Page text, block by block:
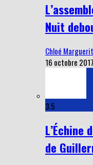
Nuit
Chloé
16 octobre 2017
3.5
de